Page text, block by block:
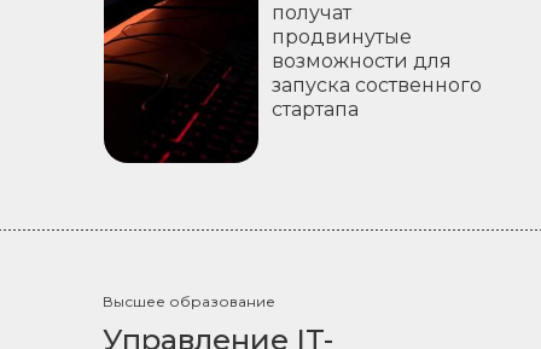
получат
продвинутые
возможности для
запуска соственного
стартапа
Управление IT-
Высшее образование